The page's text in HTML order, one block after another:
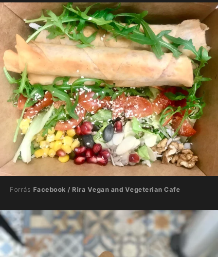
Forrás Facebook / Rira Vegan and Vegeterian Cafe